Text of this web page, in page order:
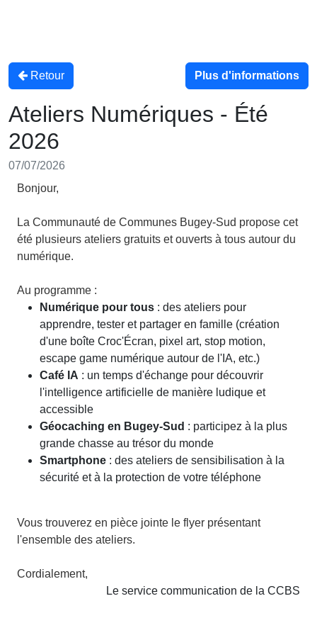
Retour Plus d'informations
Ateliers Numériques - Été
2026
07/07/2026
Bonjour,
La Communauté de Communes Bugey-Sud propose cet
été plusieurs ateliers gratuits et ouverts à tous autour du
numérique.
Au programme :
Numérique pour tous : des ateliers pour
apprendre, tester et partager en famille (création
d'une boîte Croc'Écran, pixel art, stop motion,
escape game numérique autour de l'IA, etc.)
Café IA : un temps d'échange pour découvrir
l'intelligence artificielle de manière ludique et
accessible
Géocaching en Bugey-Sud : participez à la plus
grande chasse au trésor du monde
Smartphone : des ateliers de sensibilisation à la
sécurité et à la protection de votre téléphone
Vous trouverez en pièce jointe le flyer présentant
l'ensemble des ateliers.
Cordialement,
Le service communication de la CCBS